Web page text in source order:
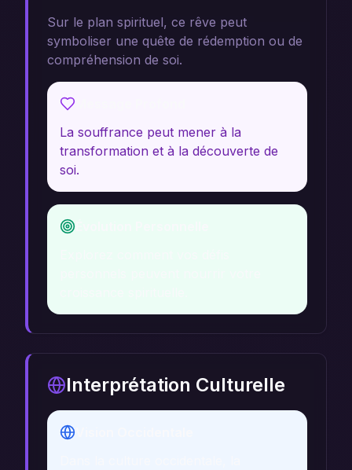
Sur le plan spirituel, ce rêve peut
symboliser une quête de rédemption ou de
compréhension de soi.
La souffrance peut mener à la
transformation et à la découverte de
soi.
Interprétation Culturelle